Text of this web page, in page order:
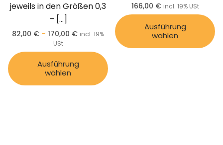
jeweils in den Größen 0,3
– […]
82,00 € – 170,00 € incl. 19%
USt
Ausführung
wählen
166,00 € incl. 19% USt
Ausführung
wählen